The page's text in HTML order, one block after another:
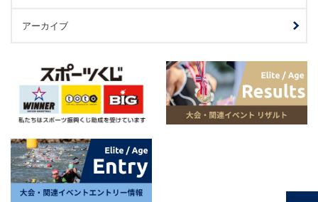
アーカイブ